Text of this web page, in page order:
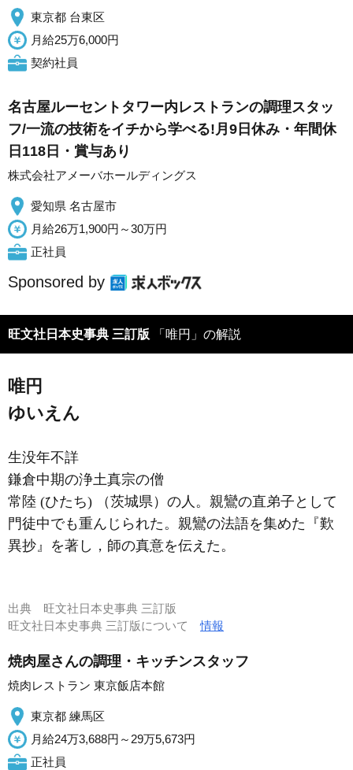
東京都 台東区
月給25万6,000円
契約社員
名古屋ルーセントタワー内レストランの調理スタッ
フ/一流の技術をイチから学べる!月9日休み・年間休
日118日・賞与あり
株式会社アメーバホールディングス
愛知県 名古屋市
月給26万1,900円～30万円
正社員
Sponsored by
旺文社日本史事典 三訂版 「唯円」の解説
唯円
ゆいえん
生没年不詳
鎌倉中期の浄土真宗の僧
常陸 (ひたち) （茨城県）の人。親鸞の直弟子として
門徒中でも重んじられた。親鸞の法語を集めた『歎
異抄』を著し，師の真意を伝えた。
出典 旺文社日本史事典 三訂版
旺文社日本史事典 三訂版について情報
焼肉屋さんの調理・キッチンスタッフ
焼肉レストラン 東京飯店本館
東京都 練馬区
月給24万3,688円～29万5,673円
正社員